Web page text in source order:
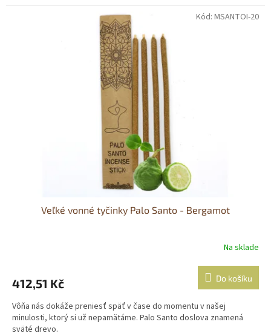
Veľké vonné tyčinky Palo Santo - Bergamot
Na sklade
412,51 Kč Do košíku
Vôňa nás dokáže preniesť späť v čase do momentu v našej
minulosti, ktorý si už nepamätáme. Palo Santo doslova znamená
sväté drevo.
Kód: MSANTOI-20